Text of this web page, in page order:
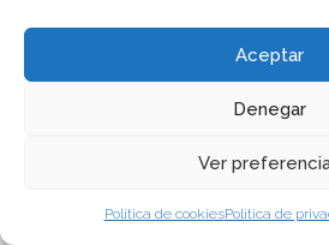
Aceptar
Denegar
Ver
Política de cookiesPolítica de
Política de privacidad